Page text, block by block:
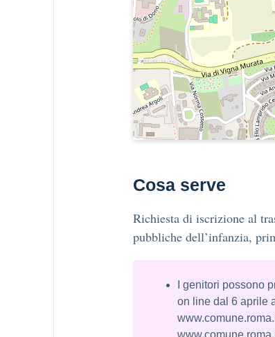
Cosa serve
Richiesta di iscrizione al
pubbliche dell’infanzia,
I genitori possono
on line dal 6 aprile